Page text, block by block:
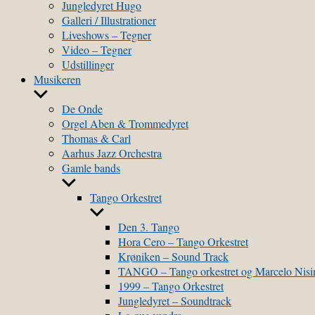
menu
Jungledyret Hugo
Galleri / Illustrationer
Liveshows – Tegner
Video – Tegner
Udstillinger
Musikeren
Show
menu
De Onde
Orgel Aben & Trommedyret
Thomas & Carl
Aarhus Jazz Orchestra
Gamle bands
Show
Tango Orkestret
Show
menu
Den 3. Tango
Hora Cero – Tango Orkestret
Krøniken – Sound Track
TANGO – Tango orkestret og Marcelo
1999 – Tango Orkestret
Jungledyret – Soundtrack